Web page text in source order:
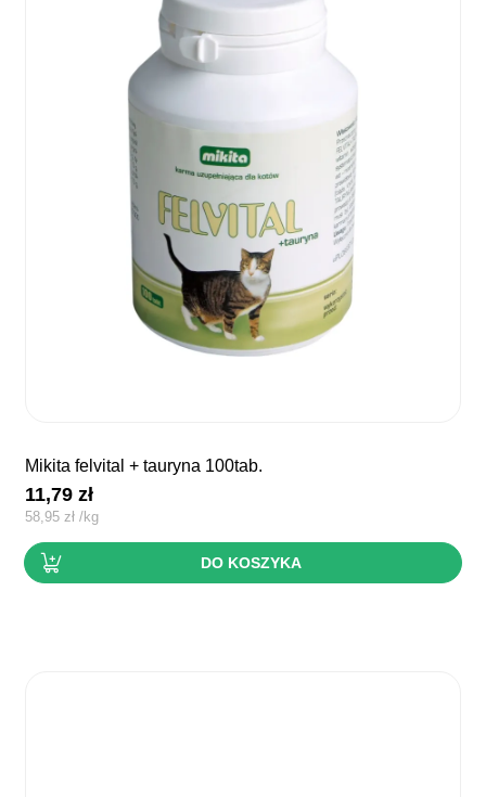
mikita felvital + tauryna 100tab.
11,79zł
58,95zł /kg
DO KOSZYKA